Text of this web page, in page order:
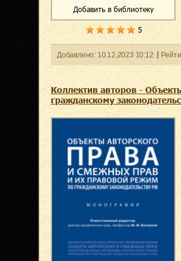
Добавить в библиотеку
5
Добавленo: 10.12.2023 10:12
Коллектив авторов -
гражданскому